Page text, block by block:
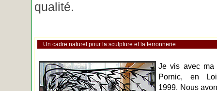
qualité.
Un cadre naturel pour la sculpture et la ferronnerie
Je vis avec ma
Pornic, en
1999. Nous